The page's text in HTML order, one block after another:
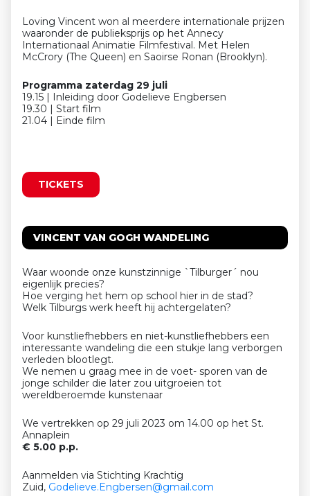
Loving Vincent won al meerdere internationale prijzen
waaronder de publieksprijs op het Annecy
Internationaal Animatie Filmfestival. Met Helen
McCrory (The Queen) en Saoirse Ronan (Brooklyn).
Programma zaterdag 29 juli
19.15 | Inleiding door Godelieve Engbersen
19.30 | Start film
21.04 | Einde film
TICKETS
VINCENT VAN GOGH WANDELING
Waar woonde onze kunstzinnige `Tilburger´ nou
eigenlijk precies?
Hoe verging het hem op school hier in de stad?
Welk Tilburgs werk heeft hij achtergelaten?
Voor kunstliefhebbers en niet-kunstliefhebbers een
interessante wandeling die een stukje lang verborgen
verleden blootlegt.
We nemen u graag mee in de voet- sporen van de
jonge schilder die later zou uitgroeien tot
wereldberoemde kunstenaar
We vertrekken op 29 juli 2023 om 14.00 op het St.
Annaplein
€ 5.00 p.p.
Aanmelden via Stichting Krachtig
Zuid, Godelieve.Engbersen@gmail.com